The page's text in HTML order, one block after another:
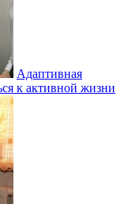
Адаптивная
к активной жизни